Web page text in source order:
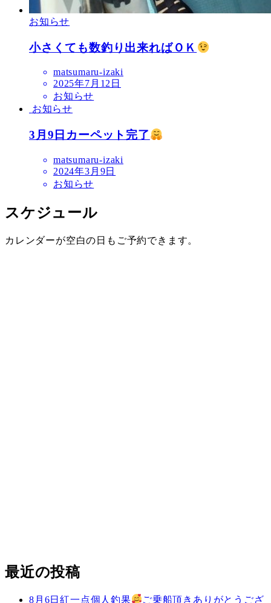
お知らせ
小さくても数釣り出来ればＯＫ
matsumaru-izaki
2025年7月12日
お知らせ
お知らせ
3月9日カーペット完了
matsumaru-izaki
2024年3月9日
お知らせ
スケジュール
カレンダーが空白の日もご予約できます。
最近の投稿
8月6日紅一点個人釣果 ご乗船頂きありがとうござ